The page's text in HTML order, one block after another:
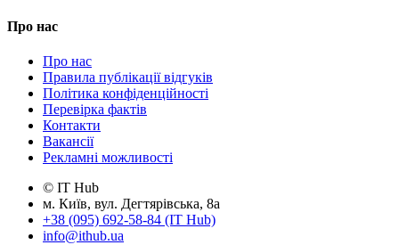
Про нас
Про нас
Правила публікації відгуків
Політика конфіденційності
Перевірка фактів
Контакти
Вакансії
Рекламні можливості
© IT Hub
м. Київ, вул. Дегтярівська, 8а
+38 (095) 692-58-84 (IT Hub)
info@ithub.ua